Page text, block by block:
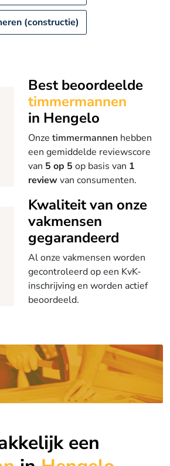
(constructie)
Best beoordeelde
timmermannen
in Hengelo
Onze timmermannen hebben
een gemiddelde reviewscore
van 5 op 5 op basis van 1
reviewvan consumenten.
Kwaliteit van onze
vakmensen
gegarandeerd
Al onze vakmensen worden
gecontroleerd op een KvK-
inschrijving en worden actief
beoordeeld.
een